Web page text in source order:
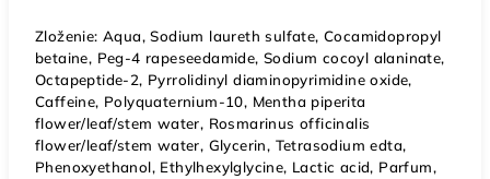
Zloženie: Aqua, Sodium laureth sulfate, Cocamidopropyl
betaine, Peg-4 rapeseedamide, Sodium cocoyl alaninate,
Octapeptide-2, Pyrrolidinyl diaminopyrimidine oxide,
Caffeine, Polyquaternium-10, Mentha piperita
flower/leaf/stem water, Rosmarinus officinalis
flower/leaf/stem water, Glycerin, Tetrasodium edta,
Phenoxyethanol, Ethylhexylglycine, Lactic acid, Parfum,